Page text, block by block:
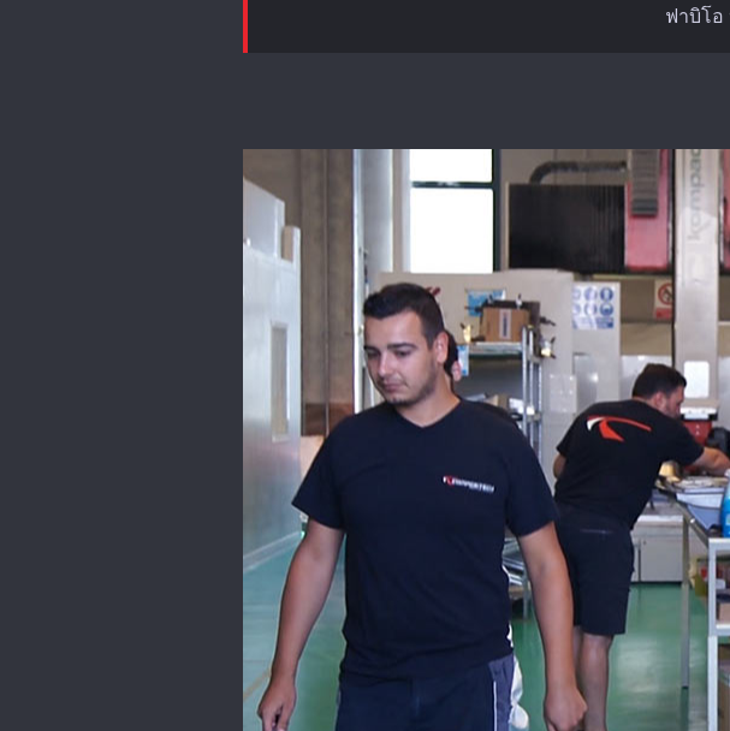
ฟาบิโ